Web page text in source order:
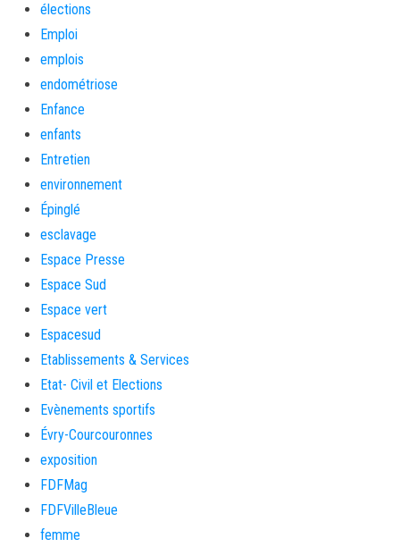
élections
Emploi
emplois
endométriose
Enfance
enfants
Entretien
environnement
Épinglé
esclavage
Espace Presse
Espace Sud
Espace vert
Espacesud
Etablissements & Services
Etat- Civil et Elections
Evènements sportifs
Évry-Courcouronnes
exposition
FDFMag
FDFVilleBleue
femme